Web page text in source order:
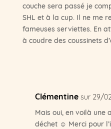
couche sera passé je
SHL et à la cup. Il ne me
fameuses serviettes. En
à coudre des coussinets
Clémentine sur 29/
Mais oui, en voilà une
déchet ☺ Merci pour